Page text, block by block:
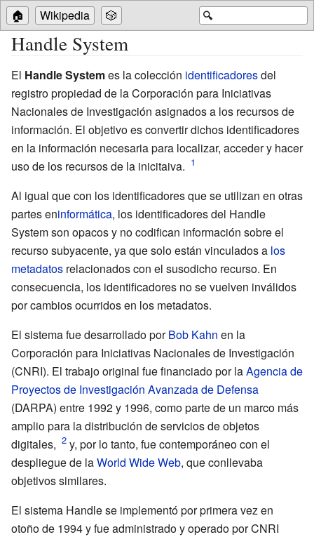
🔍
🏠 Wikipedia 🎲
Handle System
El Handle Systemes la colección identificadoresdel
registro propiedad de la Corporación para Iniciativas
Nacionales de Investigación asignados a los recursos de
información. El objetivo es convertir dichos identificadores
en la información necesaria para localizar, acceder y hacer
uso de los recursos de la inicitaiva.
Al igual que con los identificadores que se utilizan en otras
partes eninformática, los identificadores del Handle
System son opacos y no codifican información sobre el
recurso subyacente, ya que solo están vinculados a los
metadatos relacionados con el susodicho recurso. En
consecuencia, los identificadores no se vuelven inválidos
por cambios ocurridos en los metadatos.
El sistema fue desarrollado porBob Kahn en la
Corporación para Iniciativas Nacionales de Investigación
(CNRI). El trabajo original fue financiado por laAgencia de
Proyectos de Investigación Avanzada de Defensa
(DARPA) entre 1992 y 1996, como parte de un marco más
amplio para la distribución de servicios de objetos
digitales,
y, por lo tanto, fue contemporáneo con el
despliegue de laWorld Wide Web, que conllevaba
objetivos similares.
El sistema Handle se implementó por primera vez en
otoño de 1994 y fue administrado y operado por CNRI